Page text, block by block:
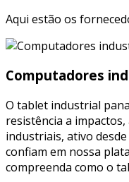
Aqui estão os
Computadores
O tablet industrial
resistência a
industriais, ativo
confiam em nossa
compreenda como o